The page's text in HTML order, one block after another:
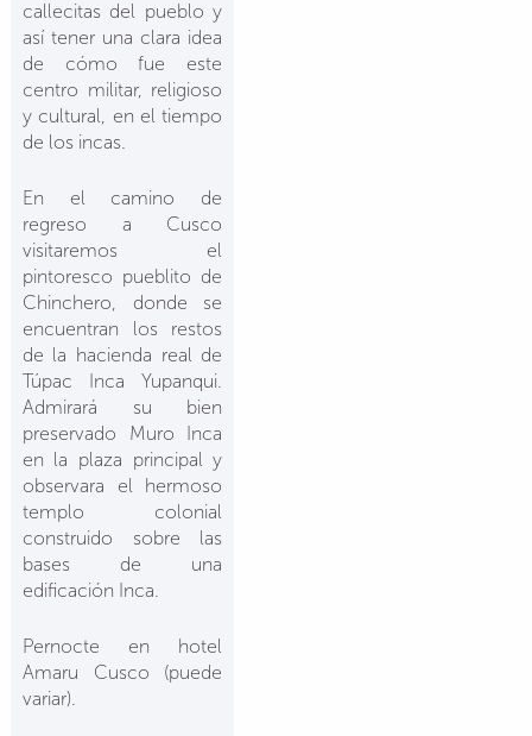
callecitas del pueblo y
así tener una clara idea
de cómo fue este
centro militar, religioso
y cultural, en el tiempo
de los incas.
En el camino de
regreso a Cusco
visitaremos el
pintoresco pueblito de
Chinchero, donde se
encuentran los restos
de la hacienda real de
Túpac Inca Yupanqui.
Admirará su bien
preservado Muro Inca
en la plaza principal y
observara el hermoso
templo colonial
construido sobre las
bases de una
edificación Inca.
Pernocte en hotel
Amaru Cusco (puede
variar).